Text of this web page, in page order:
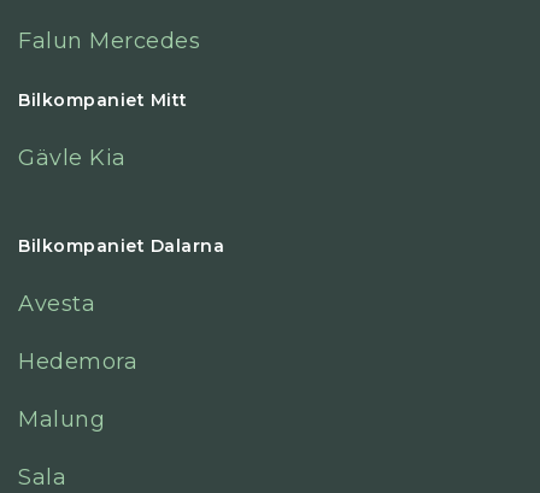
Falun Mercedes
Bilkompaniet Mitt
Gävle Kia
Bilkompaniet Dalarna
Avesta
Hedemora
Malung
Sala